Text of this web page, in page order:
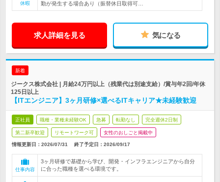
休暇
勤が発生する場合あり（振替休日取得可…
求人詳細を見る 気になる
新着
ジークス株式会社 | 月給24万円以上（残業代は別途支給）/賞与年2回/年休
125日以上
【ITエンジニア】3ヶ月研修×選べるITキャリア★未経験歓迎
正社員 職種・業種未経験OK 急募 転勤なし 完全週休2日制
第二新卒歓迎 リモートワーク可 女性のおしごと掲載中
情報更新日：2026/07/31 終了予定日： 2026/09/17
仕事内容
3ヶ月研修で基礎から学び、開発・インフラエンジニアから自分
に合った職種を選べる環境です。